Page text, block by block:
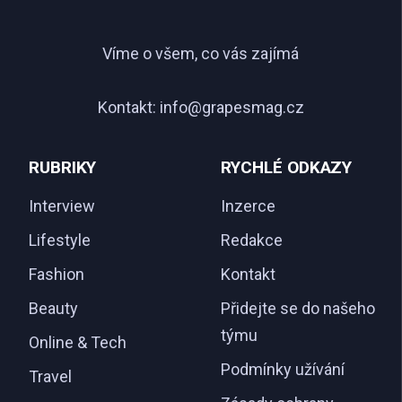
Víme o všem, co vás zajímá
Kontakt: info@grapesmag.cz
RUBRIKY
Interview
Lifestyle
Fashion
Beauty
Online & Tech
Travel
RYCHLÉ ODKAZY
Inzerce
Redakce
Kontakt
Přidejte se do našeho
týmu
Podmínky užívání